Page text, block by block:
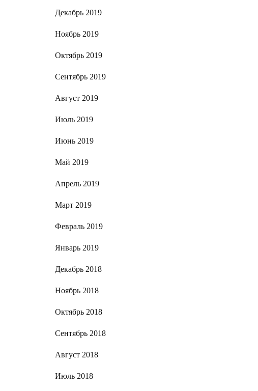
Декабрь 2019
Ноябрь 2019
Октябрь 2019
Сентябрь 2019
Август 2019
Июль 2019
Июнь 2019
Май 2019
Апрель 2019
Март 2019
Февраль 2019
Январь 2019
Декабрь 2018
Ноябрь 2018
Октябрь 2018
Сентябрь 2018
Август 2018
Июль 2018